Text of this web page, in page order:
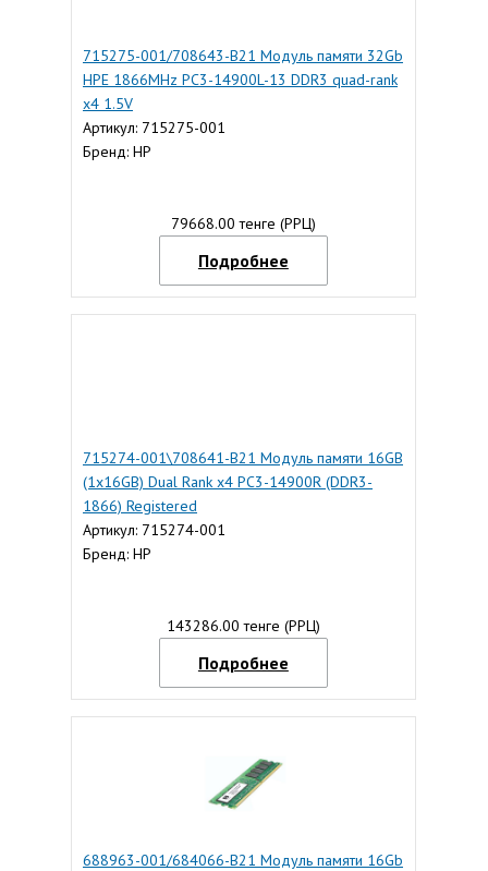
715275-001/708643-B21 Модуль памяти 32Gb
HPE 1866MHz PC3-14900L-13 DDR3 quad-rank
x4 1.5V
Артикул: 715275-001
Бренд: HP
79668.00 тенге (РРЦ)
Подробнее
715274-001\708641-B21 Модуль памяти 16GB
(1x16GB) Dual Rank x4 PC3-14900R (DDR3-
1866) Registered
Артикул: 715274-001
Бренд: HP
143286.00 тенге (РРЦ)
Подробнее
688963-001/684066-B21 Модуль памяти 16Gb